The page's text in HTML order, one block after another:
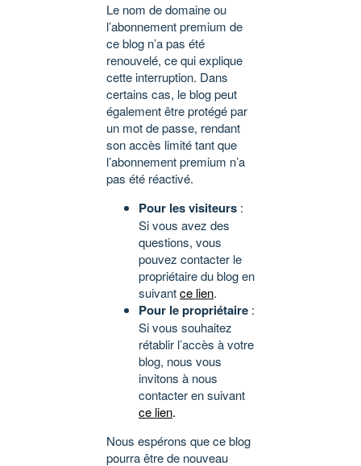
Le nom de domaine ou
l’abonnement premium de
ce blog n’a pas été
renouvelé, ce qui explique
cette interruption. Dans
certains cas, le blog peut
également être protégé par
un mot de passe, rendant
son accès limité tant que
l’abonnement premium n’a
pas été réactivé.
Pour les visiteurs :
Si vous avez des
questions, vous
pouvez contacter le
propriétaire du blog en
suivantce lien.
Pour le propriétaire :
Si vous souhaitez
rétablir l’accès à votre
blog, nous vous
invitons à nous
contacter en suivant
ce lien.
Nous espérons que ce blog
pourra être de nouveau